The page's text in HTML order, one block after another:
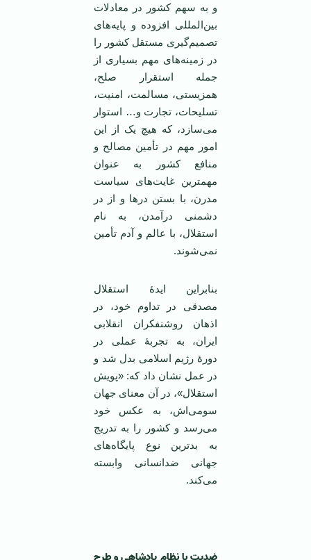
و به سهم کشور در معادلات
بین‌المللی افزوده و پایه‌های
تصمیم‌گیری مستقل کشور را
در زمینه‌های مهم بسیاری از
جمله استقرار صلح،
همزیستی، مسالمت، امنیت،
تسلیحات، تجارت و… استوار
می‌سازد، که هیچ یک از این
امور مهم در تأمین مصالح و
منافع کشور به عنوان
مهمترین غایت‌های سیاست
مدرن، با بستن درها و از در
دشمنی درآمدن، به نام
استقلال، با عالم و آدم تأمین
نمی‌شوند.
بنابراین ایدۀ استقلال
مصدقی در تداوم خود، در
اذهان روشنفکران انقلابی
ایران، به تجربۀ عملی در
دورۀ رژیم اسلامی بدل شد و
در عمل نشان داد که: «پویش
استقلال»، در آن معنای جهان
سومی‌اش، به عکس خود
می‌رسد و کشور را به تدریج
به بدترین نوع پایگاه‌های
جهانی ضدانسانی وابسته
می‌کند.